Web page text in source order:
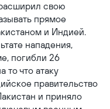
свою
прямое
и Индией.
нападения,
погибли 26
то что атаку
правительство
и приняло